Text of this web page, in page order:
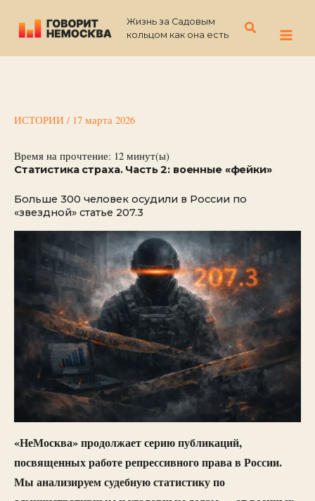
содержимому
Жизнь за Садовым
кольцом как она есть
Поиск
ИСТОРИИ / 17 марта 2026
Время на прочтение: 12 минут(ы)
Статистика страха. Часть 2: военные «фейки»
Больше 300 человек осудили в России по
«звездной» статье 207.3
«НеМосква» продолжает серию публикаций,
посвященных работе репрессивного права в России.
Мы анализируем судебную статистику по